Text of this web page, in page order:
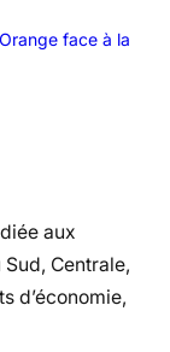
face à la
aux
Centrale,
d’économie,